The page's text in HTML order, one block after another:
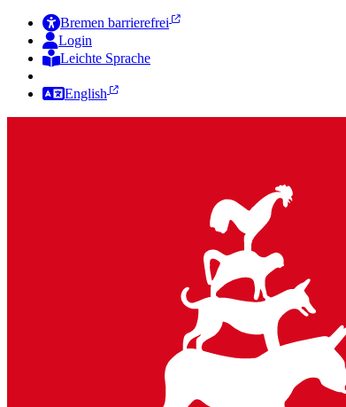
Bremen barrierefrei
Login
Leichte Sprache
English